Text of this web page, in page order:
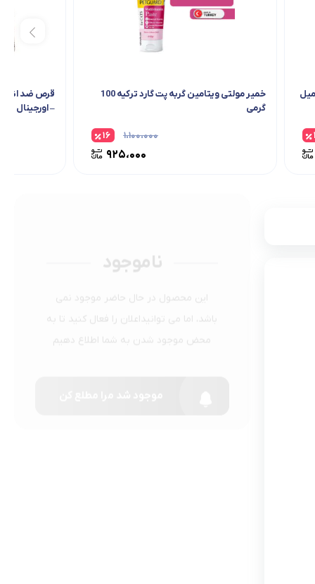
خمیر مولتی ویتامین گربه پت گارد ترکیه 100
گرمی
۱،۱۰۰،۰۰۰
۹۲۵،۰۰۰
۱۶
– اورجینال